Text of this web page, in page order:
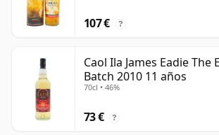
107 € ?
Caol Ila James Eadie The
Batch 2010 11 años
70cl • 46%
73 € ?